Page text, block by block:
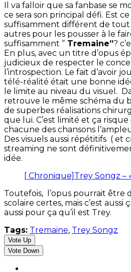
Il va falloir que sa fanbase se
ce sera son principal défi. Est ce
suffisamment différent de tout
autres pour les pousser à le
suffisamment “ Tremaine”?
En plus, avec un titre d’opus
judicieux de respecter le
l’introspection. Le fait d’avoir
télé-réalité était une bonne
le limite au niveau du visuel.
retrouve le même schéma du
de superbes réalisations
que lui. C’est limité et ça
chacune des chansons
Des visuels aussi répétitifs ( et
streaming ne sont
idée.
[ Chronique]Trey Songz –
Toutefois, l’opus pourrait être
scolaire certes, mais c’est aussi
aussi pour ça qu’il est Trey.
Tags: Tremaine, Trey Songz
Vote Up
Vote Down